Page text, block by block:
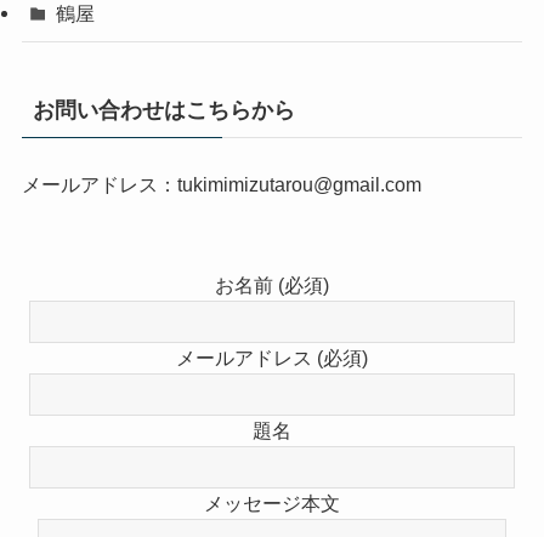
鶴屋
お問い合わせはこちらから
メールアドレス：tukimimizutarou@gmail.com
お名前 (必須)
メールアドレス (必須)
題名
メッセージ本文